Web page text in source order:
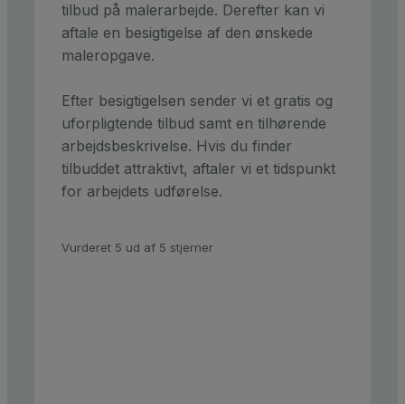
tilbud på malerarbejde. Derefter kan vi
aftale en besigtigelse af den ønskede
maleropgave.
Efter besigtigelsen sender vi et gratis og
uforpligtende tilbud samt en tilhørende
arbejdsbeskrivelse. Hvis du finder
tilbuddet attraktivt, aftaler vi et tidspunkt
for arbejdets udførelse.
Vurderet 5 ud af 5 stjerner